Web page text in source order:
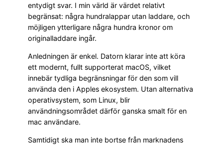
entydigt svar. I min värld är värdet relativt
begränsat: några hundralappar utan laddare, och
möjligen ytterligare några hundra kronor om
originalladdare ingår.
Anledningen är enkel. Datorn klarar inte att köra
ett modernt, fullt supporterat macOS, vilket
innebär tydliga begränsningar för den som vill
använda den i Apples ekosystem. Utan alternativa
operativsystem, som Linux, blir
användningsområdet därför ganska smalt för en
mac användare.
Samtidigt ska man inte bortse från marknadens